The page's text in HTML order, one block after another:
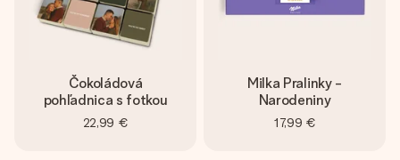
Čokoládová
pohľadnica s fotkou
22,99 €
Milka Pralinky -
Narodeniny
17,99 €